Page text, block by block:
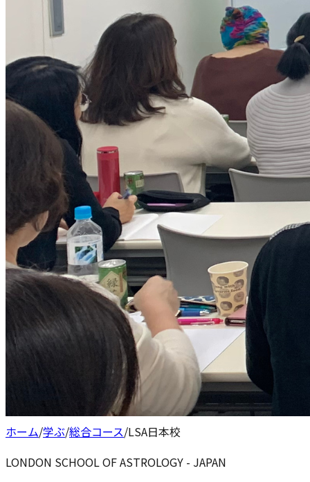
ホーム/学ぶ/総合コース/LSA日本校
LONDON SCHOOL OF ASTROLOGY - JAPAN